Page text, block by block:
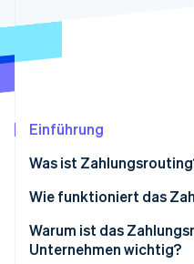
Stripe-
Jetzt ansehen
Einführung
Was ist
Wie funktioniert das
Warum ist das
Unternehmen wichtig?